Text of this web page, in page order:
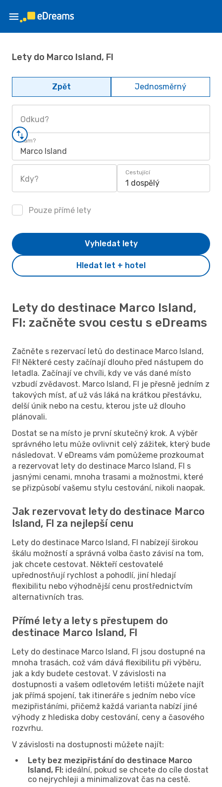
Lety do Marco Island, Fl
Zpět Jednosměrný
Odkud?
Kam?
Marco Island
Kdy?
Cestující
1 dospělý
Pouze přímé lety
Hledat let + hotel
Vyhledat lety
Lety do destinace Marco Island,
Fl: začněte svou cestu s eDreams
Začněte s rezervací letů do destinace Marco Island,
Fl! Některé cesty začínají dlouho před nástupem do
letadla. Začínají ve chvíli, kdy ve vás dané místo
vzbudí zvědavost. Marco Island, Fl je přesně jedním z
takových míst, ať už vás láká na krátkou přestávku,
delší únik nebo na cestu, kterou jste už dlouho
plánovali.
Dostat se na místo je první skutečný krok. A výběr
správného letu může ovlivnit celý zážitek, který bude
následovat. V eDreams vám pomůžeme prozkoumat
a rezervovat lety do destinace Marco Island, Fl s
jasnými cenami, mnoha trasami a možnostmi, které
se přizpůsobí vašemu stylu cestování, nikoli naopak.
Jak rezervovat lety do destinace Marco
Island, Fl za nejlepší cenu
Lety do destinace Marco Island, Fl nabízejí širokou
škálu možností a správná volba často závisí na tom,
jak chcete cestovat. Někteří cestovatelé
upřednostňují rychlost a pohodlí, jiní hledají
flexibilitu nebo výhodnější cenu prostřednictvím
alternativních tras.
Přímé lety a lety s přestupem do
destinace Marco Island, Fl
Lety do destinace Marco Island, Fl jsou dostupné na
mnoha trasách, což vám dává flexibilitu při výběru,
jak a kdy budete cestovat. V závislosti na
dostupnosti a vašem odletovém letišti můžete najít
jak přímá spojení, tak itineráře s jedním nebo více
mezipřistáními, přičemž každá varianta nabízí jiné
výhody z hlediska doby cestování, ceny a časového
rozvrhu.
V závislosti na dostupnosti můžete najít:
Lety bez mezipřistání do destinace Marco
Island, Fl: ideální, pokud se chcete do cíle dostat
co nejrychleji a minimalizovat čas na cestě.